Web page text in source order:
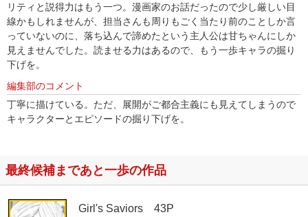
リティと説得力はもう一つ。漫画家のお話だったので少し厳しい目
線かもしれませんが、担当さんも周りもごく当たり前のことしか言
っていないのに、落ち込んで諦めたという主人公は甘ちゃんにしか
見えませんでした。読ませる力はあるので、もう一歩キャラの掘り
下げを。
編集部のコメント
丁寧に描けている。ただ、展開がご都合主義にも見えてしまうので
キャラクターとエピソードの掘り下げを。
最終候補まであと一歩の作品
Girl's Saviors 43P